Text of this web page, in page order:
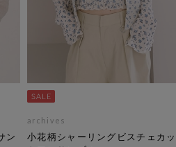
ン
archives
小花柄シャーリングビスチェカッ